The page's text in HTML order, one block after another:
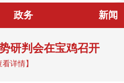
政务 新闻
研判会在宝鸡召开
看详情】